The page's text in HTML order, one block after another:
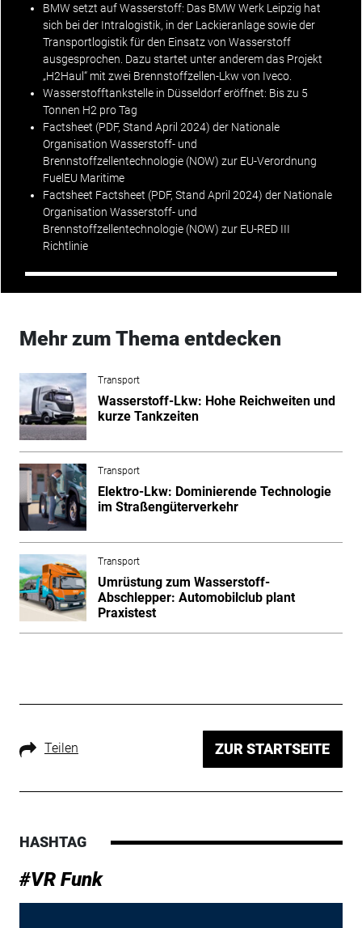
BMW setzt auf Wasserstoff: Das BMW Werk Leipzig hat
sich bei der Intralogistik, in der Lackieranlage sowie der
Transportlogistik für den Einsatz von Wasserstoff
ausgesprochen. Dazu startet unter anderem das Projekt
„H2Haul“ mit zwei Brennstoffzellen-Lkw von Iveco.
Wasserstofftankstelle in Düsseldorf eröffnet: Bis zu 5
Tonnen H2 pro Tag
Factsheet (PDF, Stand April 2024) der Nationale
Organisation Wasserstoff- und
Brennstoffzellentechnologie (NOW) zur EU-Verordnung
FuelEU Maritime
Factsheet Factsheet (PDF, Stand April 2024) der Nationale
Organisation Wasserstoff- und
Brennstoffzellentechnologie (NOW) zur EU-RED III
Richtlinie
Mehr zum Thema entdecken
Transport
Wasserstoff-Lkw: Hohe Reichweiten und
kurze Tankzeiten
Transport
Elektro-Lkw: Dominierende Technologie
im Straßengüterverkehr
Transport
Umrüstung zum Wasserstoff-
Abschlepper: Automobilclub plant
Praxistest
Teilen ZUR STARTSEITE
HASHTAG
#VR Funk